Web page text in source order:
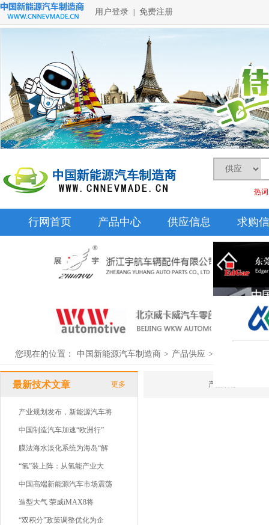
用户登录 免费注册
热
行网首页 产品中心 供应信息 求购
您现在的位置： 中国新能源汽车制造商 > 产品供应 >
最新技术文章 更多
产业规划发布，新能源汽车将
中国制造汽车加速“欧洲行”
膜法海水淡化系统为海岛“解
“氢”装上阵：从氢能产业大
中国高端新能源汽车市场震荡
造型大气 荣威iMAX8将
“双积分”政策调整优化为企
产品名称